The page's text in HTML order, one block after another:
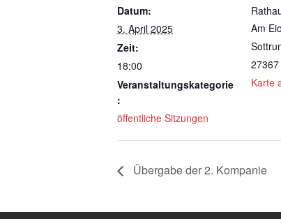
Datum:
3. April 2025
Zeit:
18:00
Veranstaltungskategorie
:
öffentliche Sitzungen
Am
27367
Karte
Übergabe der 2. Kompanie